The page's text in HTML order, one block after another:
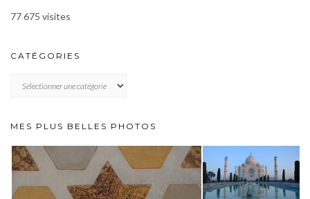
77 675 visites
CATÉGORIES
MES PLUS BELLES PHOTOS